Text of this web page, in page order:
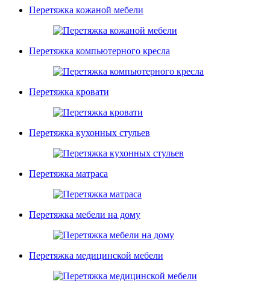
Перетяжка кожаной мебели
Перетяжка компьютерного кресла
Перетяжка кровати
Перетяжка кухонных стульев
Перетяжка матраса
Перетяжка мебели на дому
Перетяжка медицинской мебели